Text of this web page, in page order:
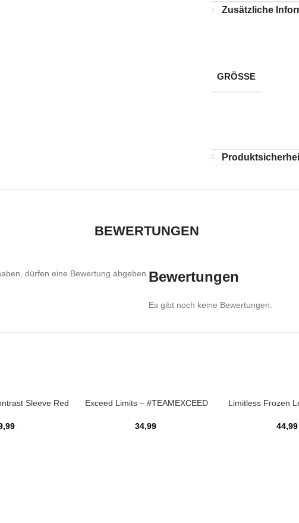
Zusätzliche
GRÖSSE
BEWERTUNGEN
Bewertungen
Es gibt noch keine Bewertungen.
dürfen eine Bewertung abgeben.
Sleeve Red
Exceed Limits – #TEAMEXCEED
34,99
Limitless Frozen
44,99